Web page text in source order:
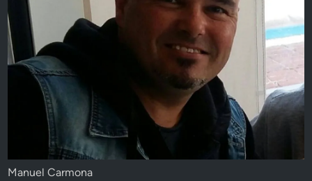
Manuel Carmona